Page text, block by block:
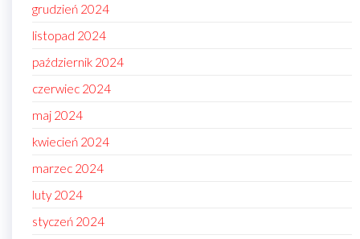
grudzień 2024
listopad 2024
październik 2024
czerwiec 2024
maj 2024
kwiecień 2024
marzec 2024
luty 2024
styczeń 2024